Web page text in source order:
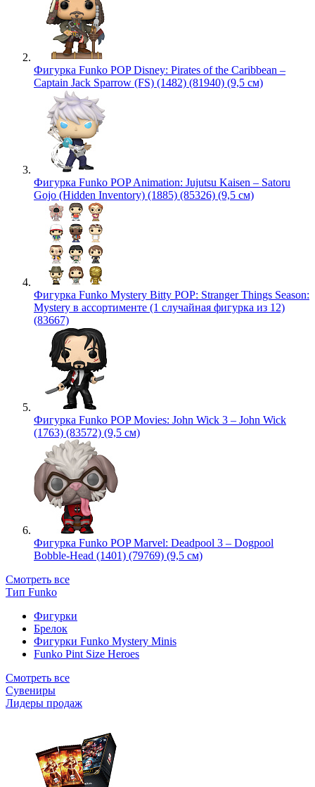
Фигурка Funko POP Disney: Pirates of the Caribbean –
Captain Jack Sparrow (FS) (1482) (81940) (9,5 см)
Фигурка Funko POP Animation: Jujutsu Kaisen – Satoru
Gojo (Hidden Inventory) (1885) (85326) (9,5 см)
Фигурка Funko Mystery Bitty POP: Stranger Things Season:
Mystery в ассортименте (1 случайная фигурка из 12)
(83667)
Фигурка Funko POP Movies: John Wick 3 – John Wick
(1763) (83572) (9,5 см)
Фигурка Funko POP Marvel: Deadpool 3 – Dogpool
Bobble-Head (1401) (79769) (9,5 см)
Смотреть все
Тип Funko
Фигурки
Брелок
Фигурки Funko Mystery Minis
Funko Pint Size Heroes
Смотреть все
Сувениры
Лидеры продаж